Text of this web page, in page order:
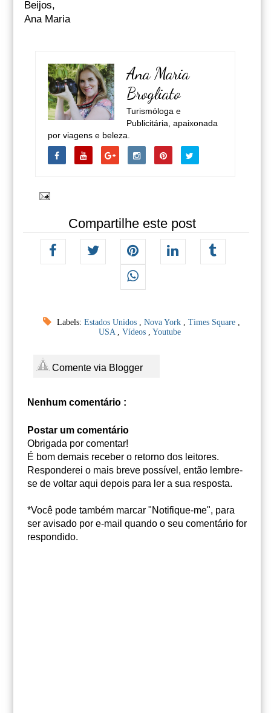
Beijos,
Ana Maria
Ana Maria
Brogliato
Turismóloga e
Publicitária, apaixonada
por viagens e beleza.
Compartilhe este post
Labels: Estados Unidos , Nova York , Times Square ,
USA , Vídeos , Youtube
Comente via Blogger
Nenhum comentário :
Postar um comentário
Obrigada por comentar!
É bom demais receber o retorno dos leitores.
Responderei o mais breve possível, então lembre-
se de voltar aqui depois para ler a sua resposta.
*Você pode também marcar "Notifique-me", para
ser avisado por e-mail quando o seu comentário for
respondido.